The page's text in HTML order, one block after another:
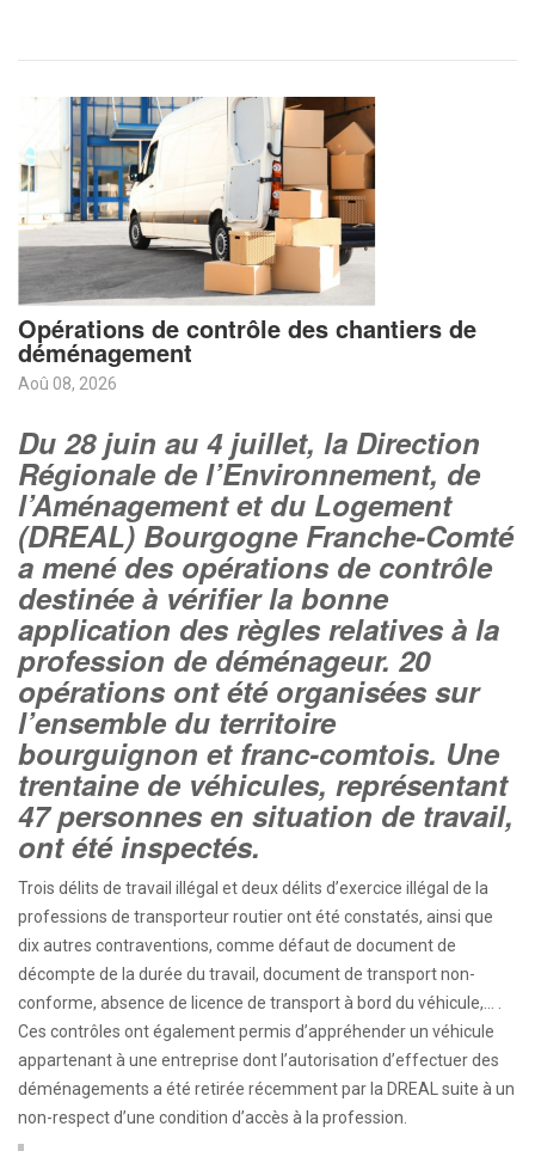
Opérations de contrôle des chantiers de
déménagement
Aoû 08, 2026
Du 28 juin au 4 juillet, la Direction
Régionale de l’Environnement, de
l’Aménagement et du Logement
(DREAL) Bourgogne Franche-Comté
a mené des opérations de contrôle
destinée à vérifier la bonne
application des règles relatives à la
profession de déménageur. 20
opérations ont été organisées sur
l’ensemble du territoire
bourguignon et franc-comtois. Une
trentaine de véhicules, représentant
47 personnes en situation de travail,
ont été inspectés.
Trois délits de travail illégal et deux délits d’exercice illégal de la
professions de transporteur routier ont été constatés, ainsi que
dix autres contraventions, comme défaut de document de
décompte de la durée du travail, document de transport non-
conforme, absence de licence de transport à bord du véhicule,… .
Ces contrôles ont également permis d’appréhender un véhicule
appartenant à une entreprise dont l’autorisation d’effectuer des
déménagements a été retirée récemment par la DREAL suite à un
non-respect d’une condition d’accès à la profession.